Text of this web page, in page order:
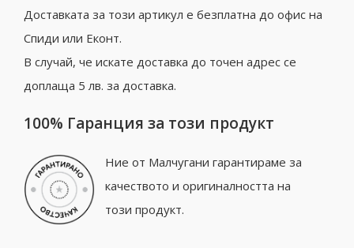
Доставката за този артикул е безплатна до офис на
Спиди или Еконт.
В случай, че искате доставка до точен адрес се
доплаща 5 лв. за доставка.
100% Гаранция за този продукт
Ние от Малчугани гарантираме за
качеството и оригиналността на
този продукт.